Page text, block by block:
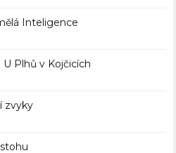
Inteligence
Plhů v Kojčicích
zvyky